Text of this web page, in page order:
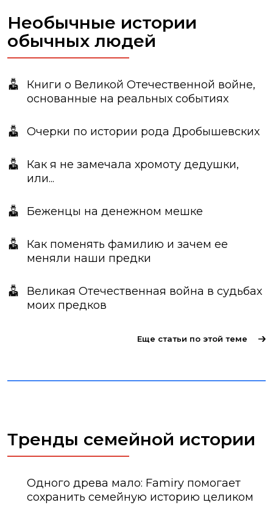
Необычные истории
обычных людей
Книги о Великой Отечественной войне,
основанные на реальных событиях
Очерки по истории рода Дробышевских
Как я не замечала хромоту дедушки,
или...
Беженцы на денежном мешке
Как поменять фамилию и зачем ее
меняли наши предки
Великая Отечественная война в судьбах
моих предков
Еще статьи по этой теме
Тренды семейной истории
Одного древа мало: Famiry помогает
сохранить семейную историю целиком